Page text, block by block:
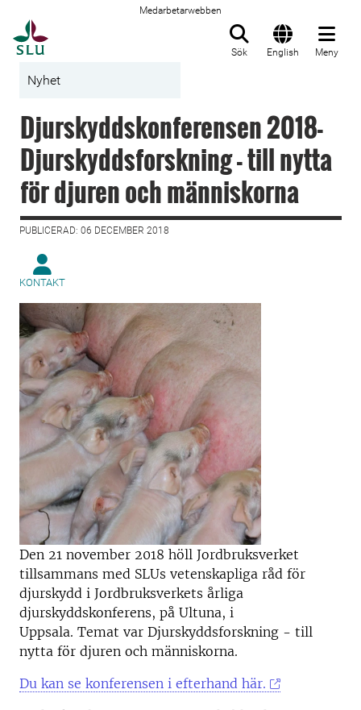
Medarbetarwebben
Sök English Meny
Nyhet
Djurskyddskonferensen 2018-
Djurskyddsforskning - till nytta
för djuren och människorna
PUBLICERAD: 06 DECEMBER 2018
KONTAKT
Den 21 november 2018 höll Jordbruksverket
tillsammans med SLUs vetenskapliga råd för
djurskydd i Jordbruksverkets årliga
djurskyddskonferens, på Ultuna, i
Uppsala. Temat var Djurskyddsforskning - till
nytta för djuren och människorna.
Du kan se konferensen i efterhand här.